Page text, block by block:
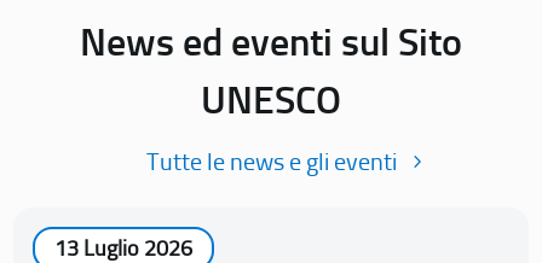
News ed eventi sul Sito
UNESCO
Tutte le news e gli eventi
13 Luglio 2026